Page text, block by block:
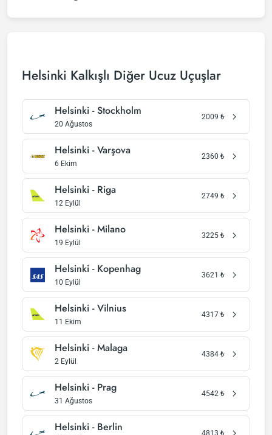
Helsinki Kalkışlı Diğer Ucuz Uçuşlar
Helsinki - Stockholm
20 Ağustos
2009 ₺
Helsinki - Varşova
6 Ekim
2360 ₺
Helsinki - Riga
12 Eylül
2749 ₺
Helsinki - Milano
19 Eylül
3225 ₺
Helsinki - Kopenhag
10 Eylül
3621 ₺
Helsinki - Vilnius
11 Ekim
4317 ₺
Helsinki - Malaga
2 Eylül
4384 ₺
Helsinki - Prag
31 Ağustos
4542 ₺
Helsinki - Berlin 4813 ₺